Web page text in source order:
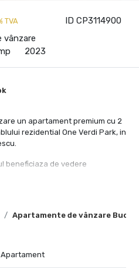
ID CP3114900
TVA
vânzare
2023
Apartamente de vânzare
un apartament premium cu 2
rezidential One Verdi Park, in
beneficiaza de vedere
zilei si o atmosfera
de 50 mp si terasa de 7 mp,
un stil de viata urban.
Apartament